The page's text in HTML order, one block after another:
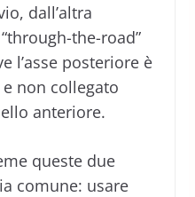
dall’altra
the-road”
l’asse posteriore è
non collegato
anteriore.
queste due
comune: usare